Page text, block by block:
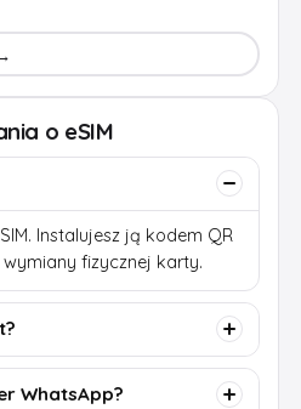
o eSIM
Instalujesz ją kodem QR
fizycznej karty.
WhatsApp?